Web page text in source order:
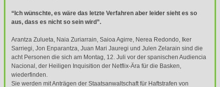
“Ich wünschte, es wäre das letzte Verfahren aber leider sieht es so
aus, dass es nicht so sein wird”.
Arantza Zulueta, Naia Zuriarrain, Saioa Agirre, Nerea Redondo, Iker
Sarriegi, Jon Enparantza, Juan Mari Jauregi und Julen Zelarain sind die
acht Personen die sich am Montag, 12. Juli vor der spanischen Audiencia
Nacional, der Heiligen Inquisition der Netflix-Ära für die Basken,
wiederfinden.
Sie werden mit Anträgen der Staatsanwaltschaft für Haftstrafen von